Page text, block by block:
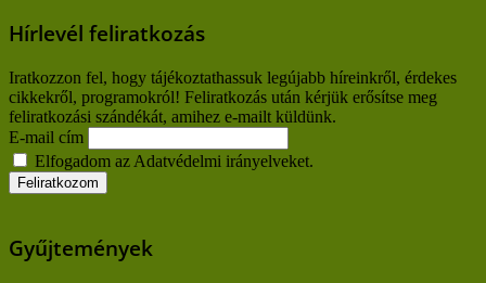
Hírlevél feliratkozás
Iratkozzon fel, hogy tájékoztathassuk legújabb híreinkről, érdekes
cikkekről, programokról! Feliratkozás után kérjük erősítse meg
feliratkozási szándékát, amihez e-mailt küldünk.
E-mail cím
Elfogadom az Adatvédelmi irányelveket.
Gyűjtemények